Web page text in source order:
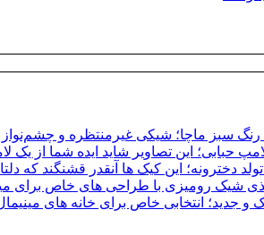
رنگ سبز ماچا؛ شیکی غیرمنتظره و چشم‌نواز
حبابی؛ این تصاویر شاید ایده شما از یک
دخترونه؛ این کیک ها آنقدر قشنگند که
شیک رومیزی با طراحی های خاص برای
جدید؛ انتخابی خاص برای خانه های